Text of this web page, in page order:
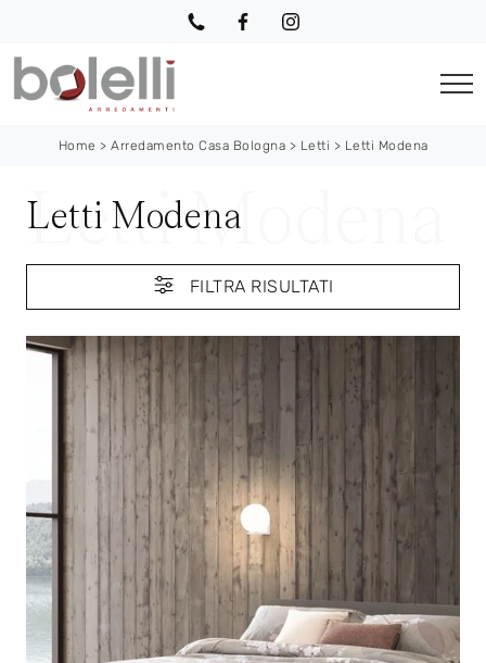
Home > Arredamento Casa Bologna > Letti > Letti Modena
Letti Modena
FILTRA RISULTATI